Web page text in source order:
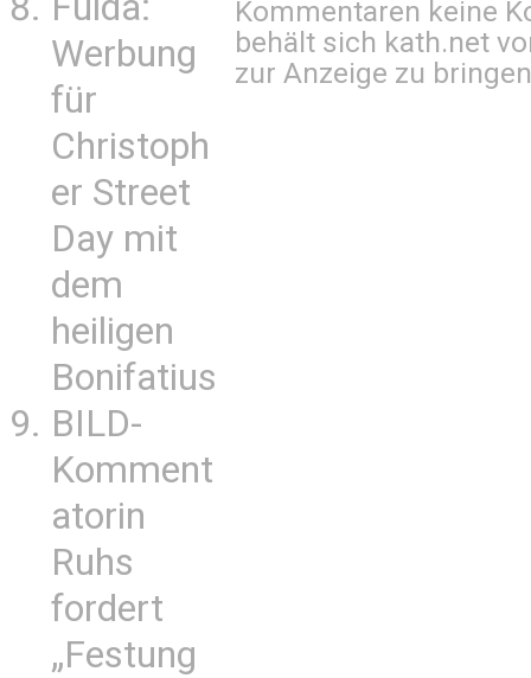
Werbung
für
Christoph
er Street
Day mit
dem
heiligen
Bonifatius
BILD-
Komment
atorin
Ruhs
fordert
„Festung
Kommentaren keine
behält sich kath.net
zur Anzeige zu